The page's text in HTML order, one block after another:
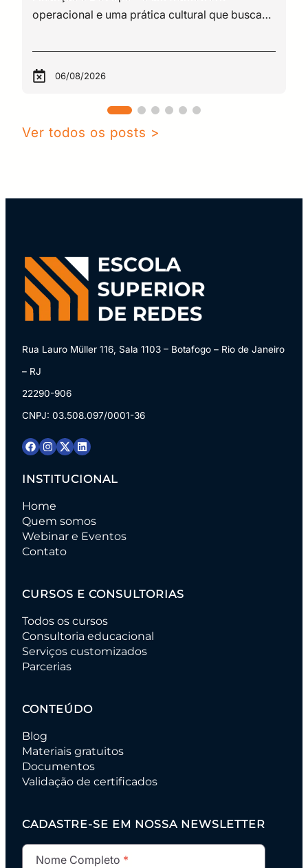
06/08/2026
Ver todos os posts >
Rua Lauro Müller 116, Sala 1103 – Botafogo – Rio de Janeiro
– RJ
22290-906
CNPJ: 03.508.097/0001-36
INSTITUCIONAL
Home
Quem somos
Webinar e Eventos
Contato
CURSOS E CONSULTORIAS
Todos os cursos
Consultoria educacional
Serviços customizados
Parcerias
CONTEÚDO
Blog
Materiais gratuitos
Documentos
Validação de certificados
CADASTRE-SE EM NOSSA NEWSLETTER
Nome Completo